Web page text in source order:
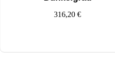
316,20 €